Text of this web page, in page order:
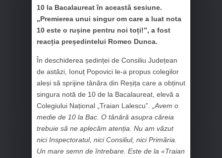
10 la Bacalaureat în această sesiune.
„Premierea unui singur om care a luat nota
10 este o rușine pentru noi toți!”, a fost
reacția președintelui Romeo Dunca.
În deschiderea ședinței de Consiliu Județean
de astăzi, Ionuț Popovici le-a propus colegilor
aleși să sprijine tânăra din Reșița care a obținut
singura notă de 10 de la Bacalaureat, elevă a
Colegiului Național „Traian Lalescu”.
„Avem o
medie de 10 la Bac. O tânără asupra căreia
trebuie să ne aplecăm atenția. Nu am văzut
nici Inspectoratul, nici Consiliul, nici Primăria.
Un mare semn de întrebare. Este de la «Traian